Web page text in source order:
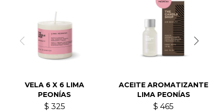
VELA 6 X 6 LIMA
PEONÍAS
$ 325
ACEITE AROMATIZANTE
LIMA PEONÍAS
$ 465